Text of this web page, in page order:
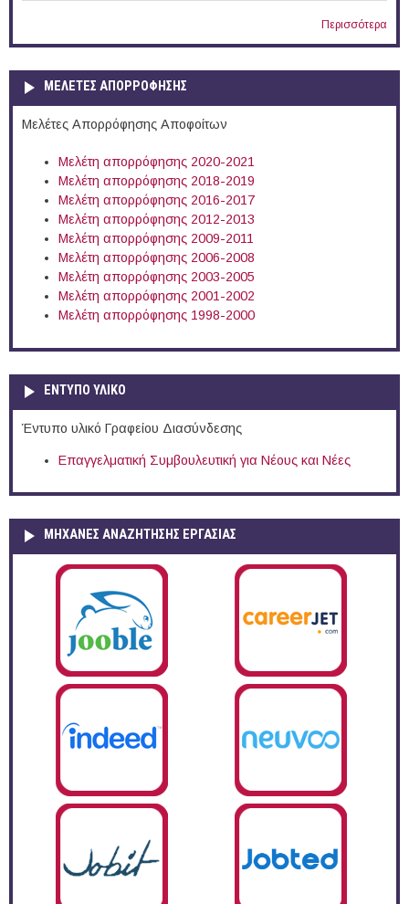
Περισσότερα
ΜΕΛΕΤΕΣ ΑΠΟΡΡΟΦΗΣΗΣ
Μελέτες Απορρόφησης Αποφοίτων
Μελέτη απορρόφησης 2020-2021
Μελέτη απορρόφησης 2018-2019
Μελέτη απορρόφησης 2016-2017
Μελέτη απορρόφησης 2012-2013
Μελέτη απορρόφησης 2009-2011
Μελέτη απορρόφησης 2006-2008
Μελέτη απορρόφησης 2003-2005
Μελέτη απορρόφησης 2001-2002
Μελέτη απορρόφησης 1998-2000
ΕΝΤΥΠΟ ΥΛΙΚΟ
Έντυπο υλικό Γραφείου Διασύνδεσης
Επαγγελματική Συμβουλευτική για Νέους και Νέες
ΜΗΧΑΝΕΣ ΑΝΑΖΗΤΗΣΗΣ ΕΡΓΑΣΙΑΣ